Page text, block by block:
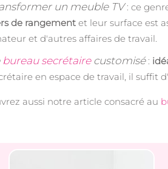
un meuble TV: ce
de rangement et leur surface est
et d'autres affaires de travail.
bureau secrétairecustomisé:
en espace de travail, il suffit
aussi notre article consacré au